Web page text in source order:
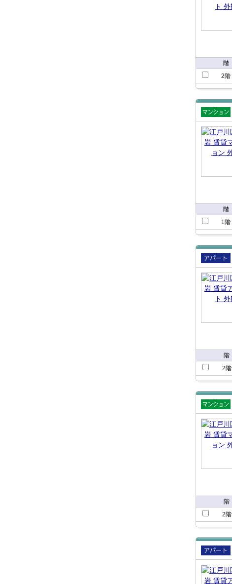
階
2階
賃貸マン
ション
階
1階
賃貸アパ
ート
階
2階
賃貸マン
ション
階
2階
賃貸アパ
ート